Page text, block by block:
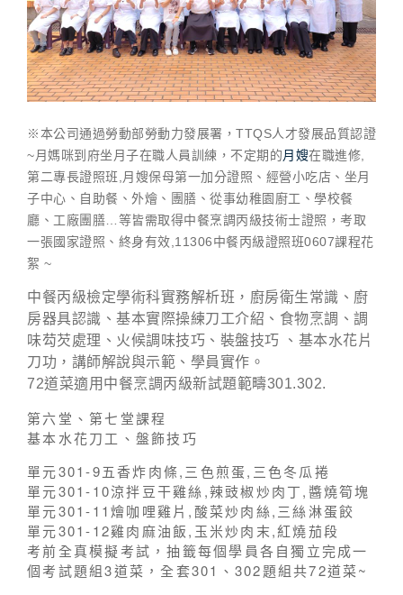
※本公司通過勞動部勞動力發展署，TTQS人才發展品質認證
~月媽咪到府坐月子在職人員訓練，不定期的月嫂在職進修,
第二專長證照班,月嫂保母第一加分證照、經營小吃店、坐月
子中心、自助餐、外燴、團膳、從事幼稚園廚工、學校餐
廳、工廠團膳…等皆需取得中餐烹調丙級技術士證照，考取
一張國家證照、終身有效,11306中餐丙級證照班0607課程花
絮 ~
中餐丙級檢定學術科實務解析班，廚房衛生常識、廚
房器具認識、基本實際操練刀工介紹、食物烹調、調
味芶芡處理、火候調味技巧、裝盤技巧 、基本水花片
刀功，講師解說與示範、學員實作。
72道菜適用中餐烹調丙級新試題範疇301.302.
第六堂、第七堂課程
基本水花刀工、盤飾技巧
單元301-9五香炸肉條,三色煎蛋,三色冬瓜捲
單元301-10涼拌豆干雞絲,辣豉椒炒肉丁,醬燒筍塊
單元301-11燴咖哩雞片,酸菜炒肉絲,三絲淋蛋餃
單元301-12雞肉麻油飯,玉米炒肉末,紅燒茄段
考前全真模擬考試，抽籤每個學員各自獨立完成一
個考試題組3道菜，全套301、302題組共72道菜~